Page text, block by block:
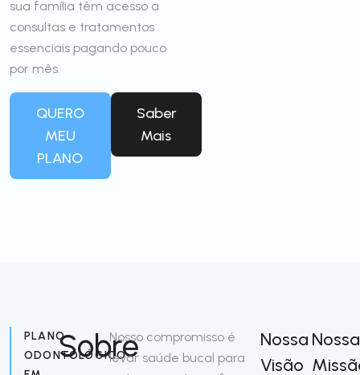
sua família têm acesso a
consultas e tratamentos
essenciais pagando pouco
por mês.
QUERO
MEU
PLANO
Saber
Mais
PLANO
ODONTOLÓGICO
SobreNosso compromisso é
levar saúde bucal para
Nossa
Visão
Nossa